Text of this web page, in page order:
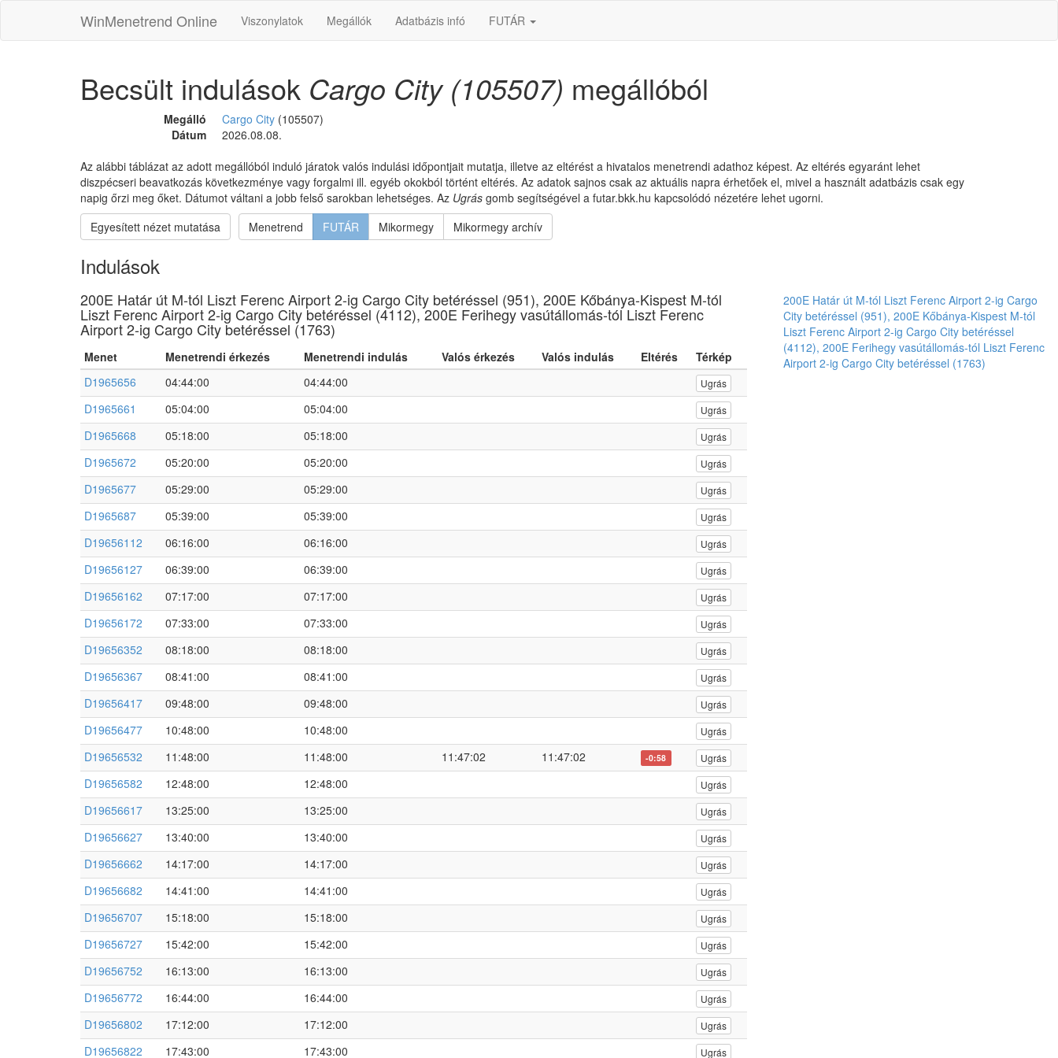
WinMenetrend Online Viszonylatok Megállók Adatbázis infó FUTÁR
Becsült indulások Cargo City (105507) megállóból
Megálló Cargo City (105507)
Dátum
2026.08.08.
Az alábbi táblázat az adott megállóból induló járatok valós indulási időpontjait mutatja, illetve az eltérést a hivatalos menetrendi adathoz képest. Az eltérés egyaránt lehet
diszpécseri beavatkozás következménye vagy forgalmi ill. egyéb okokból történt eltérés. Az adatok sajnos csak az aktuális napra érhetőek el, mivel a használt adatbázis csak egy
napig őrzi meg őket. Dátumot váltani a jobb felső sarokban lehetséges. Az Ugrás gomb segítségével a futar.bkk.hu kapcsolódó nézetére lehet ugorni.
Egyesített nézet mutatása
Menetrend FUTÁR Mikormegy Mikormegy archív
Indulások
200E Határ út M-tól Liszt Ferenc Airport 2-ig Cargo City betéréssel (951), 200E Kőbánya-Kispest M-tól
Liszt Ferenc Airport 2-ig Cargo City betéréssel (4112), 200E Ferihegy vasútállomás-tól Liszt Ferenc
Airport 2-ig Cargo City betéréssel (1763)
Menet Menetrendi érkezés Menetrendi indulás Valós érkezés Valós indulás Eltérés
Térkép
D1965656
04:44:00 04:44:00 Ugrás
D1965661 05:04:00 05:04:00 Ugrás
D1965668 05:18:00 05:18:00 Ugrás
D1965672 05:20:00 05:20:00 Ugrás
D1965677 05:29:00 05:29:00 Ugrás
D1965687 05:39:00 05:39:00 Ugrás
D19656112 06:16:00 06:16:00 Ugrás
D19656127 06:39:00 06:39:00 Ugrás
D19656162 07:17:00 07:17:00 Ugrás
D19656172 07:33:00 07:33:00 Ugrás
D19656352 08:18:00 08:18:00 Ugrás
D19656367 08:41:00 08:41:00 Ugrás
D19656417 09:48:00 09:48:00 Ugrás
D19656477 10:48:00 10:48:00 Ugrás
D19656532 11:48:00 11:48:00 11:47:02 11:47:02 -0:58 Ugrás
D19656582 12:48:00 12:48:00 Ugrás
D19656617 13:25:00 13:25:00 Ugrás
D19656627 13:40:00 13:40:00 Ugrás
D19656662 14:17:00 14:17:00 Ugrás
D19656682 14:41:00 14:41:00 Ugrás
D19656707 15:18:00 15:18:00 Ugrás
D19656727 15:42:00 15:42:00 Ugrás
D19656752 16:13:00 16:13:00 Ugrás
D19656772 16:44:00 16:44:00 Ugrás
D19656802 17:12:00 17:12:00 Ugrás
D19656822 17:43:00 17:43:00 Ugrás
200E Határ út M-tól Liszt Ferenc Airport 2-ig Cargo
City betéréssel (951), 200E Kőbánya-Kispest M-tól
Liszt Ferenc Airport 2-ig Cargo City betéréssel
(4112), 200E Ferihegy vasútállomás-tól Liszt Ferenc
Airport 2-ig Cargo City betéréssel (1763)